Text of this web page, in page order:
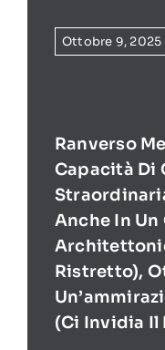
Ottobre 9, 2025
Ranverso
Capacità Di
Anche In
Ristretto),
(ci Invidia Il